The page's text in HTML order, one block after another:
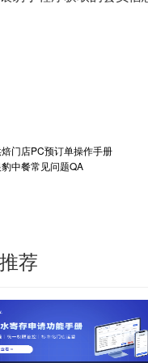
门店PC预订单操作手册
中餐常见问题QA
荐